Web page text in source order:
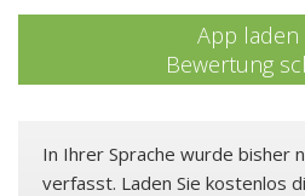
App laden
Bewertung
In Ihrer Sprache wurde bisher
verfasst. Laden Sie kostenlos